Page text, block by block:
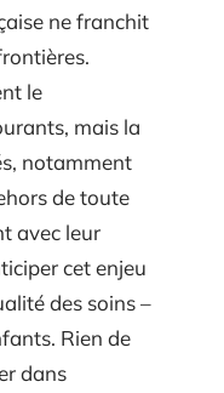
ne franchit
le
mais la
notamment
de toute
avec leur
cet enjeu
des soins –
Rien de
dans